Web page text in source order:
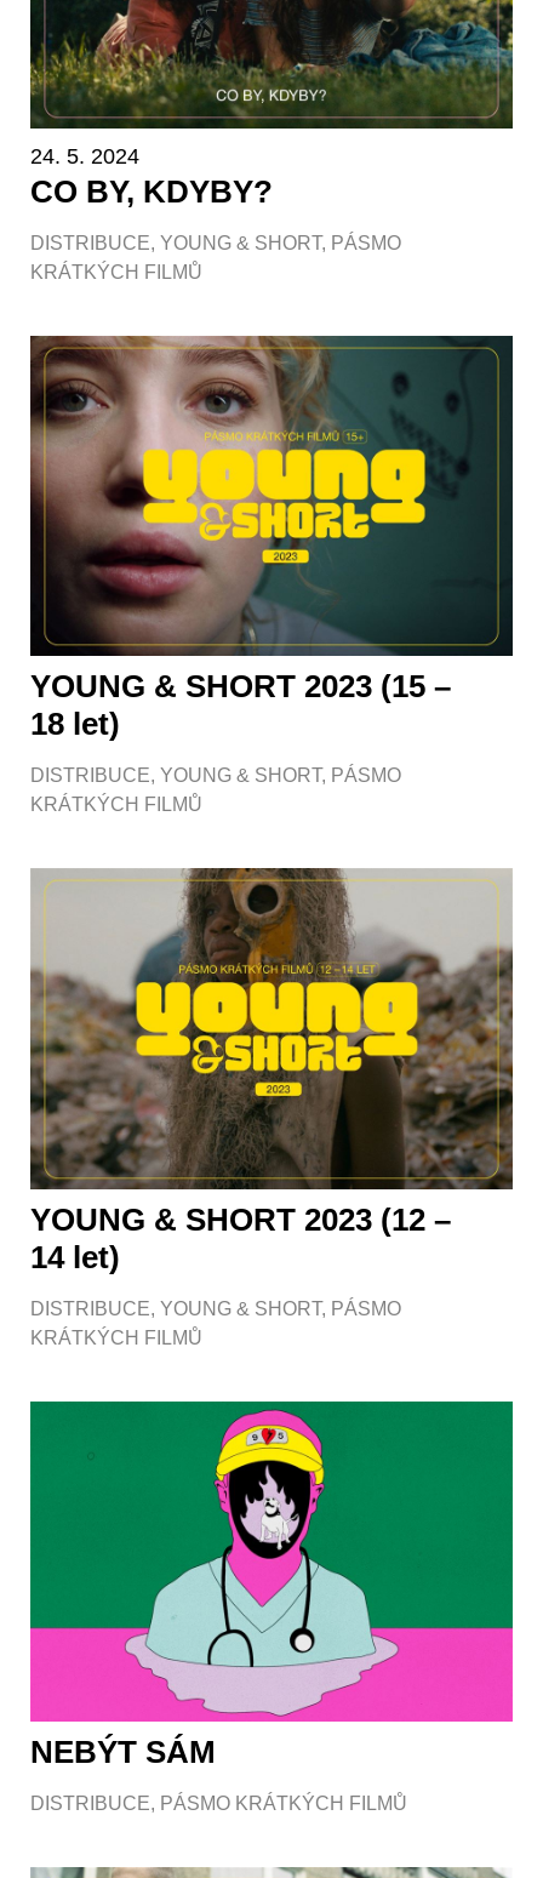
24. 5. 2024
CO BY, KDYBY?
DISTRIBUCE, YOUNG & SHORT, PÁSMO
KRÁTKÝCH FILMŮ
YOUNG & SHORT 2023 (15 –
18 let)
DISTRIBUCE, YOUNG & SHORT, PÁSMO
KRÁTKÝCH FILMŮ
YOUNG & SHORT 2023 (12 –
14 let)
DISTRIBUCE, YOUNG & SHORT, PÁSMO
KRÁTKÝCH FILMŮ
NEBÝT SÁM
DISTRIBUCE, PÁSMO KRÁTKÝCH FILMŮ